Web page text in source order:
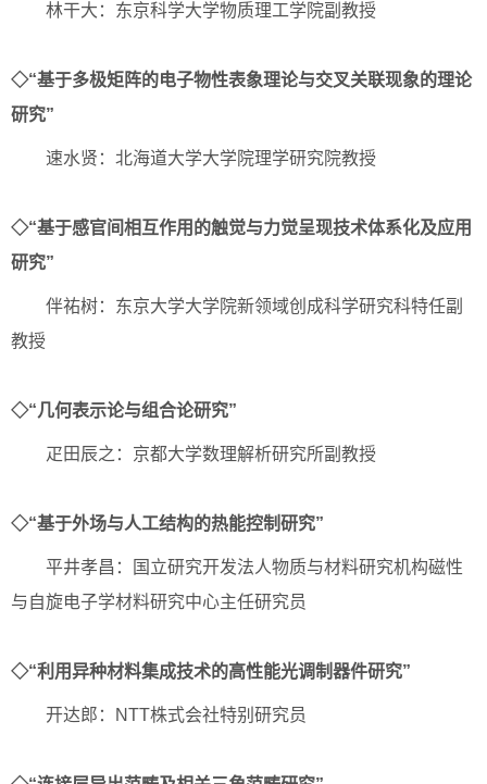
林干大：东京科学大学物质理工学院副教授
◇“基于多极矩阵的电子物性表象理论与交叉关联现象的理论
研究”
速水贤：北海道大学大学院理学研究院教授
◇“基于感官间相互作用的触觉与力觉呈现技术体系化及应用
研究”
伴祐树：东京大学大学院新领域创成科学研究科特任副
教授
◇“几何表示论与组合论研究”
疋田辰之：京都大学数理解析研究所副教授
◇“基于外场与人工结构的热能控制研究”
平井孝昌：国立研究开发法人物质与材料研究机构磁性
与自旋电子学材料研究中心主任研究员
◇“利用异种材料集成技术的高性能光调制器件研究”
开达郎：NTT株式会社特别研究员